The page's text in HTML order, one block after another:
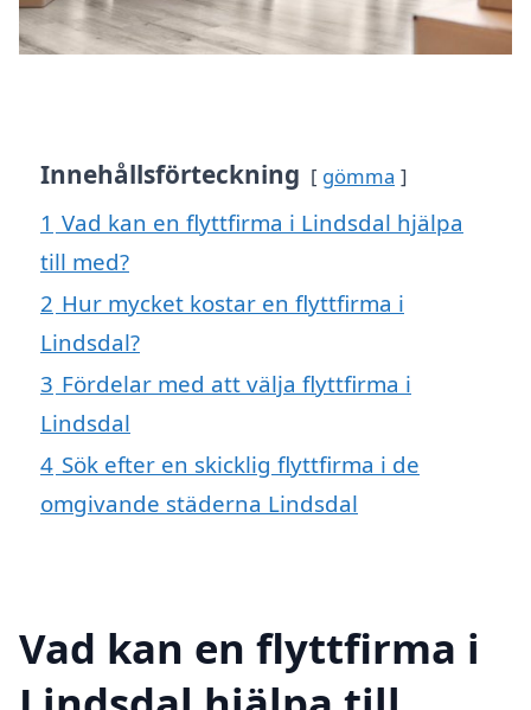
Innehållsförteckning gömma
1 Vad kan en flyttfirma i Lindsdal hjälpa
till med?
2 Hur mycket kostar en flyttfirma i
Lindsdal?
3 Fördelar med att välja flyttfirma i
Lindsdal
4 Sök efter en skicklig flyttfirma i de
omgivande städerna Lindsdal
Vad kan en flyttfirma i